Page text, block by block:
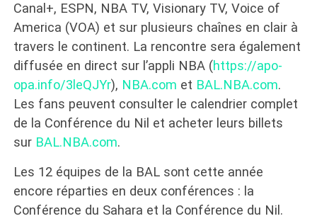
Canal+, ESPN, NBA TV, Visionary TV, Voice of
America (VOA) et sur plusieurs chaînes en clair à
travers le continent. La rencontre sera également
diffusée en direct sur l’appli NBA (https://apo-
opa.info/3leQJYr), NBA.com et BAL.NBA.com.
Les fans peuvent consulter le calendrier complet
de la Conférence du Nil et acheter leurs billets
sur BAL.NBA.com.
Les 12 équipes de la BAL sont cette année
encore réparties en deux conférences : la
Conférence du Sahara et la Conférence du Nil.